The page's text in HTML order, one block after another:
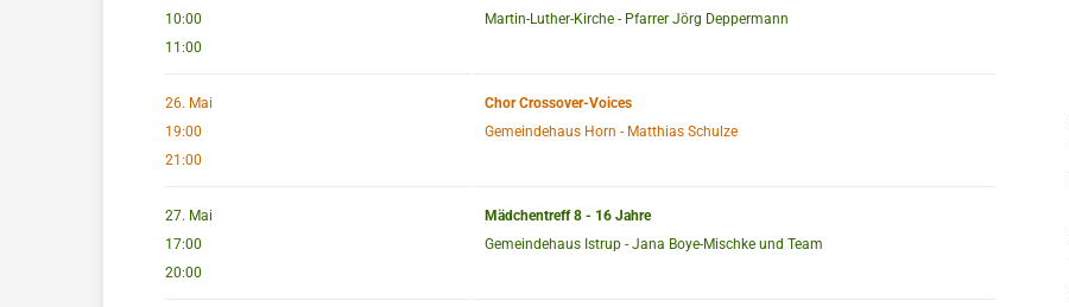
10:00
11:00
Martin-Luther-Kirche - Pfarrer Jörg Deppermann
26. Mai
19:00
21:00
Chor Crossover-Voices
Gemeindehaus Horn - Matthias Schulze
27. Mai
17:00
20:00
Mädchentreff 8 - 16 Jahre
Gemeindehaus Istrup - Jana Boye-Mischke und Team